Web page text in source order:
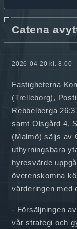
Catena
2026-04-20 kl. 8.00
Fastigheterna
(Trelleborg),
Rebbelberga
samt Olsgård 4,
(Malmö) säljs av
uthyrningsbara
hyresvärde
överenskomna
värderingen med
- Försäljningen
vår strategi och